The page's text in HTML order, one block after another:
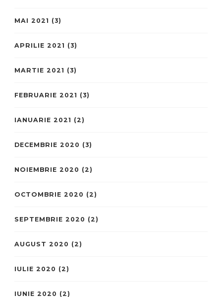
MAI 2021 (3)
APRILIE 2021 (3)
MARTIE 2021 (3)
FEBRUARIE 2021 (3)
IANUARIE 2021 (2)
DECEMBRIE 2020 (3)
NOIEMBRIE 2020 (2)
OCTOMBRIE 2020 (2)
SEPTEMBRIE 2020 (2)
AUGUST 2020 (2)
IULIE 2020 (2)
IUNIE 2020 (2)